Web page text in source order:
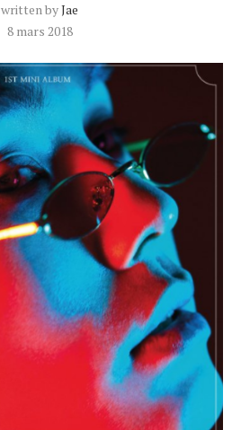
written byJae
8 mars 2018